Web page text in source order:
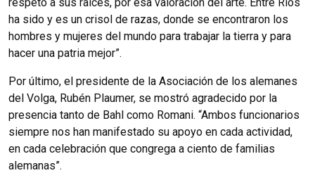
ha sido y es un crisol de razas, donde se encontraron los
hombres y mujeres del mundo para trabajar la tierra y para
hacer una patria mejor”.
Por último, el presidente de la Asociación de los alemanes
del Volga, Rubén Plaumer, se mostró agradecido por la
presencia tanto de Bahl como Romani. “Ambos funcionarios
siempre nos han manifestado su apoyo en cada actividad,
en cada celebración que congrega a ciento de familias
alemanas”.